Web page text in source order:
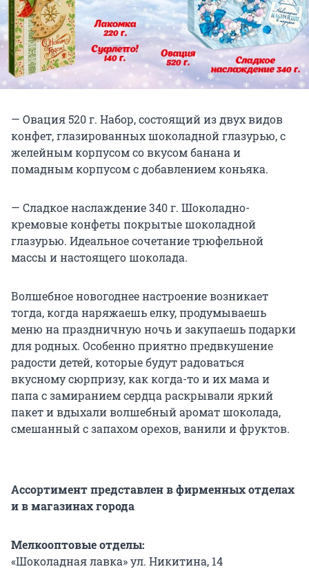
— Овация 520 г. Набор, состоящий из двух видов
конфет, глазированных шоколадной глазурью, с
желейным корпусом со вкусом банана и
помадным корпусом с добавлением коньяка.
— Сладкое наслаждение 340 г. Шоколадно-
кремовые конфеты покрытые шоколадной
глазурью. Идеальное сочетание трюфельной
массы и настоящего шоколада.
Волшебное новогоднее настроение возникает
тогда, когда наряжаешь елку, продумываешь
меню на праздничную ночь и закупаешь подарки
для родных. Особенно приятно предвкушение
радости детей, которые будут радоваться
вкусному сюрпризу, как когда-то и их мама и
папа с замиранием сердца раскрывали яркий
пакет и вдыхали волшебный аромат шоколада,
смешанный с запахом орехов, ванили и фруктов.
Ассортимент представлен в фирменных отделах
и в магазинах города
Мелкооптовые отделы:
«Шоколадная лавка» ул. Никитина, 14